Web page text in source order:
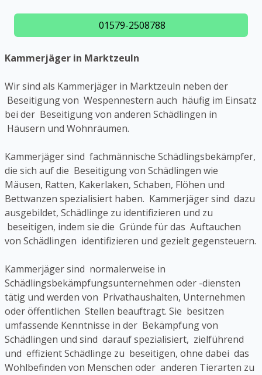
01579-2508788
Kammerjäger in Marktzeuln
Wir sind als Kammerjäger in Marktzeuln neben der
Beseitigung von Wespennestern auch häufig im Einsatz
bei der Beseitigung von anderen Schädlingen in
Häusern und Wohnräumen.
Kammerjäger sind fachmännische Schädlingsbekämpfer,
die sich auf die Beseitigung von Schädlingen wie
Mäusen, Ratten, Kakerlaken, Schaben, Flöhen und
Bettwanzen spezialisiert haben. Kammerjäger sind dazu
ausgebildet, Schädlinge zu identifizieren und zu
beseitigen, indem sie die Gründe für das Auftauchen
von Schädlingen identifizieren und gezielt gegensteuern.
Kammerjäger sind normalerweise in
Schädlingsbekämpfungsunternehmen oder -diensten
tätig und werden von Privathaushalten, Unternehmen
oder öffentlichen Stellen beauftragt. Sie besitzen
umfassende Kenntnisse in der Bekämpfung von
Schädlingen und sind darauf spezialisiert, zielführend
und effizient Schädlinge zu beseitigen, ohne dabei das
Wohlbefinden von Menschen oder anderen Tierarten zu